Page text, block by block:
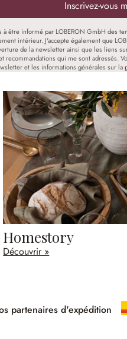
Inscrivez-vous
à être informé par LOBERON GmbH des
intérieur. J'accepte également que
de la newsletter ainsi que les liens
recommandations qui me sont adressés.
et les informations générales sur la
Homestory
Découvrir »
partenaires d'expédition